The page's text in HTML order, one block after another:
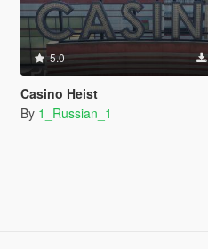
5.0
Casino Heist
By 1_Russian_1